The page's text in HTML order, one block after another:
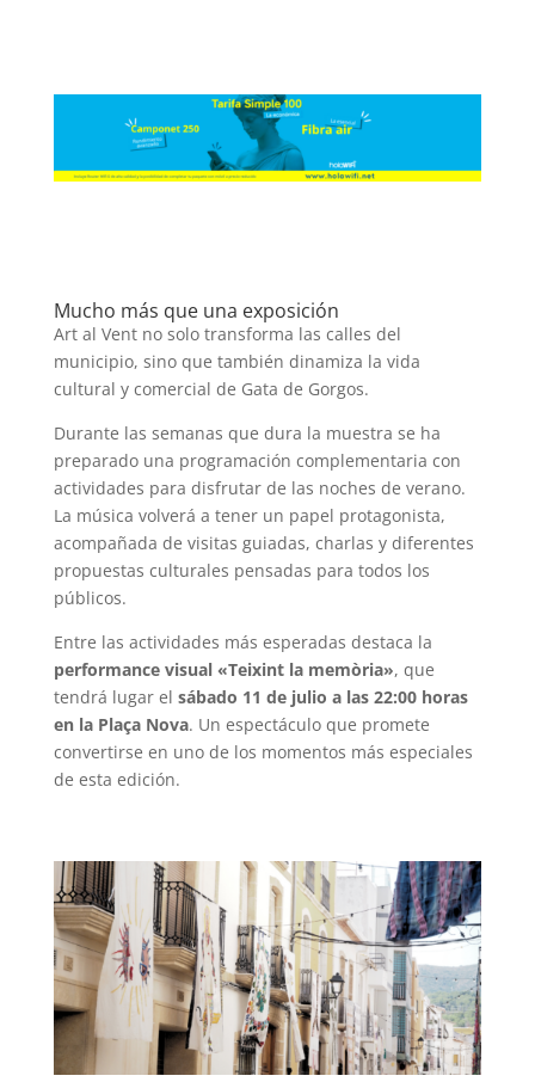
Mucho más que una exposición
Art al Vent no solo transforma las calles del
municipio, sino que también dinamiza la vida
cultural y comercial de Gata de Gorgos.
Durante las semanas que dura la muestra se ha
preparado una programación complementaria con
actividades para disfrutar de las noches de verano.
La música volverá a tener un papel protagonista,
acompañada de visitas guiadas, charlas y diferentes
propuestas culturales pensadas para todos los
públicos.
Entre las actividades más esperadas destaca la
performance visual «Teixint la memòria», que
tendrá lugar el sábado 11 de julio a las 22:00 horas
en la Plaça Nova. Un espectáculo que promete
convertirse en uno de los momentos más especiales
de esta edición.